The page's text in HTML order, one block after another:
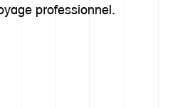
professionnel.